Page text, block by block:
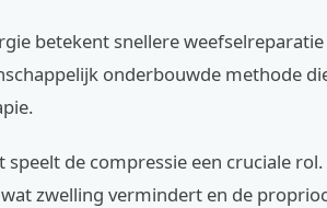
betekent snellere
onderbouwde methode
speelt de compressie een cruciale
zwelling vermindert en de